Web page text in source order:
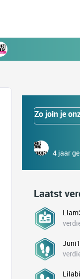
Zo join je
4 jaar
Laatst